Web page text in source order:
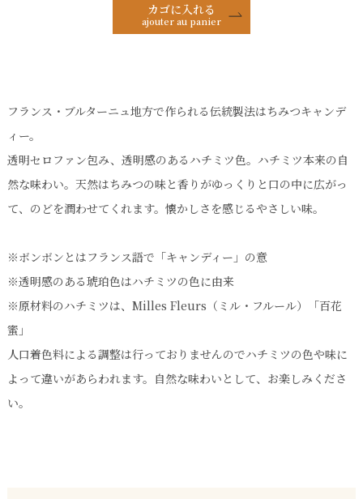
カゴに入れる
ajouter au panier
フランス・ブルターニュ地方で作られる伝統製法はちみつキャンデ
ィー。
透明セロファン包み、透明感のあるハチミツ色。ハチミツ本来の自
然な味わい。天然はちみつの味と香りがゆっくりと口の中に広がっ
て、のどを潤わせてくれます。懐かしさを感じるやさしい味。
※ボンボンとはフランス語で「キャンディー」の意
※透明感のある琥珀色はハチミツの色に由来
※原材料のハチミツは、Milles Fleurs（ミル・フルール）「百花
蜜」
人口着色料による調整は行っておりませんのでハチミツの色や味に
よって違いがあらわれます。自然な味わいとして、お楽しみくださ
い。